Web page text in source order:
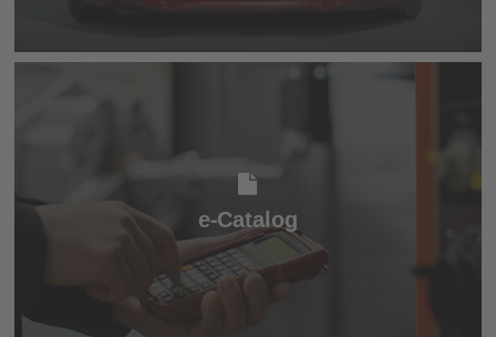
e-Catalog
e-Catalog